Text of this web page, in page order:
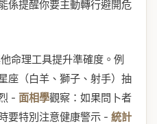
係提醒你要主動轉行避開危
命理工具提升準確度。例
座（白羊、獅子、射手）抽
- 面相學觀察：如果問卜者
要特別注意健康警示 - 統計